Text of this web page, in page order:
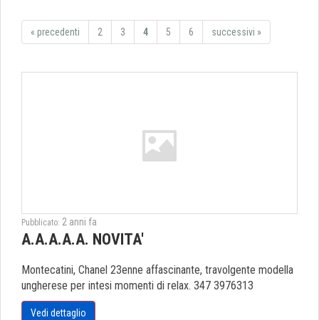
« precedenti 2 3 4 5 6 successivi »
Pubblicato: 2 anni fa
A.A.A.A.A. NOVITA'
Montecatini, Chanel 23enne affascinante, travolgente modella
ungherese per intesi momenti di relax. 347 3976313
Vedi dettaglio